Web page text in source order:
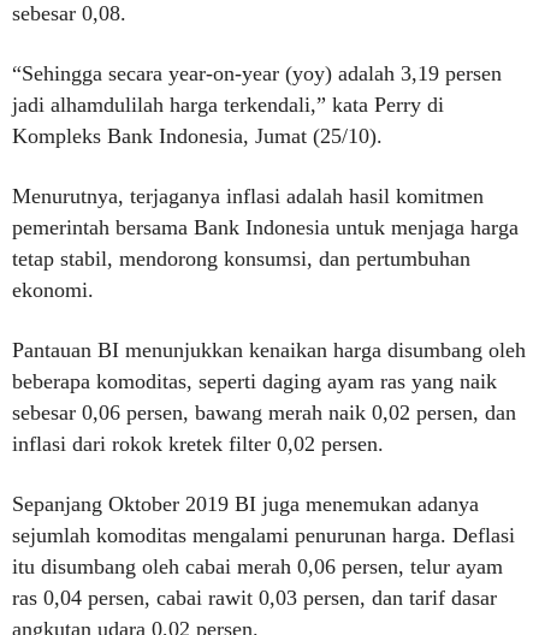
sebesar 0,08.
“Sehingga secara year-on-year (yoy) adalah 3,19 persen
jadi alhamdulilah harga terkendali,” kata Perry di
Kompleks Bank Indonesia, Jumat (25/10).
Menurutnya, terjaganya inflasi adalah hasil komitmen
pemerintah bersama Bank Indonesia untuk menjaga harga
tetap stabil, mendorong konsumsi, dan pertumbuhan
ekonomi.
Pantauan BI menunjukkan kenaikan harga disumbang oleh
beberapa komoditas, seperti daging ayam ras yang naik
sebesar 0,06 persen, bawang merah naik 0,02 persen, dan
inflasi dari rokok kretek filter 0,02 persen.
Sepanjang Oktober 2019 BI juga menemukan adanya
sejumlah komoditas mengalami penurunan harga. Deflasi
itu disumbang oleh cabai merah 0,06 persen, telur ayam
ras 0,04 persen, cabai rawit 0,03 persen, dan tarif dasar
angkutan udara 0,02 persen.